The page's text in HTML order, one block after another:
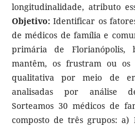
longitudinalidade, atributo
Objetivo:Identificar os
de médicos de família e
primária de Florianópolis,
mantêm, os frustram ou
qualitativa por meio de
analisadas por análise
Sorteamos 30 médicos de
composto de três grupos: a)